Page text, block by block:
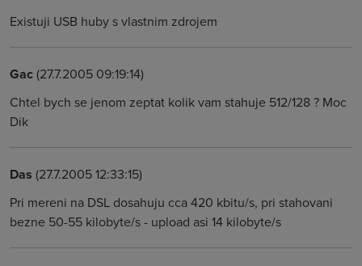
Existuji USB huby s vlastnim zdrojem
Gac(27.7.2005 09:19:14)
Chtel bych se jenom zeptat kolik vam stahuje 512/128 ? Moc
Dik
Das (27.7.2005 12:33:15)
Pri mereni na DSL dosahuju cca 420 kbitu/s, pri stahovani
bezne 50-55 kilobyte/s - upload asi 14 kilobyte/s